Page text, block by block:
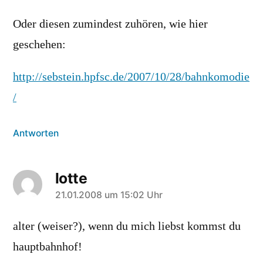
Oder diesen zumindest zuhören, wie hier
geschehen:
http://sebstein.hpfsc.de/2007/10/28/bahnkomodie
/
Antworten
lotte
sagt:
21.01.2008 um 15:02 Uhr
alter (weiser?), wenn du mich liebst kommst du
hauptbahnhof!